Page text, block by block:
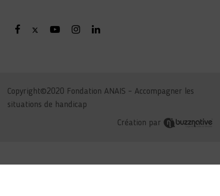
Copyright©2020 Fondation ANAIS – Accompagner les
situations de handicap
Création par